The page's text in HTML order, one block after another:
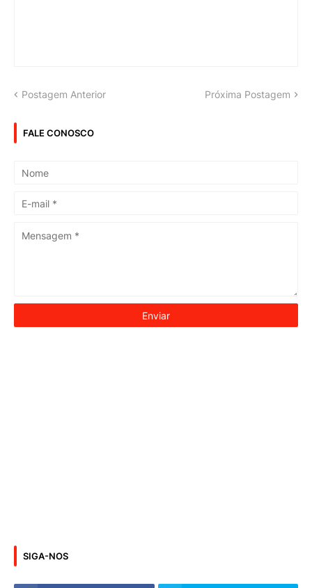
Postagem Anterior Próxima Postagem
FALE CONOSCO
SIGA-NOS